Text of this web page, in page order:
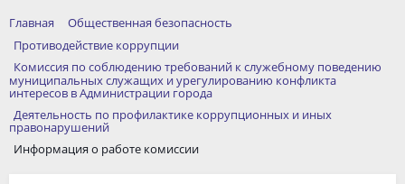
Главная
Общественная безопасность
Противодействие коррупции
Комиссия по соблюдению требований к служебному поведению
муниципальных служащих и урегулированию конфликта
интересов в Администрации города
Деятельность по профилактике коррупционных и иных
правонарушений
Информация о работе комиссии